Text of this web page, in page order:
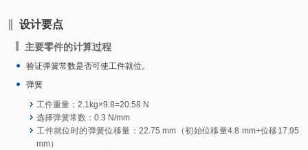
设计要点
主要零件的计算过程
验证弹簧常数是否可使工件就位。
弹簧
工件重量：2.1kg×9.8=20.58 N
选择弹簧常数：0.3 N/mm
工件就位时的弹簧位移量：22.75 mm（初始位移量4.8 mm+位移17.95
mm）